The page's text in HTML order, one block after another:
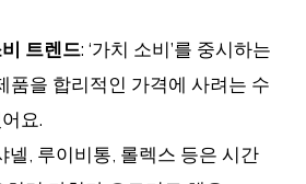
트렌드: ‘가치 소비’를 중시하는
품을 합리적인 가격에 사려는 수
요.
넬, 루이비통, 롤렉스 등은 시간